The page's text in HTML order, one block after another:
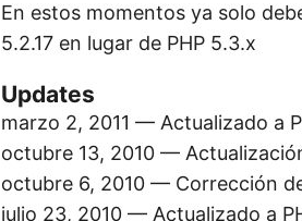
En estos momentos ya solo
5.2.17 en lugar de PHP 5.3.x
Updates
marzo 2, 2011 — Actualizado a
octubre 13, 2010 —
octubre 6, 2010 — Corrección
julio 23, 2010 — Actualizado a